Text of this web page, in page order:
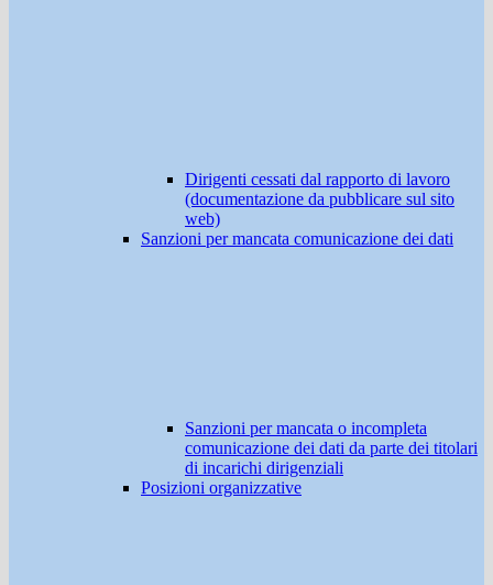
Dirigenti cessati dal rapporto di lavoro
(documentazione da pubblicare sul sito
web)
Sanzioni per mancata comunicazione dei dati
Sanzioni per mancata o incompleta
comunicazione dei dati da parte dei titolari
di incarichi dirigenziali
Posizioni organizzative